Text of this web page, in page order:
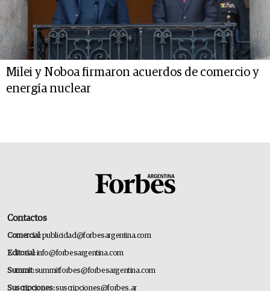
Milei y Noboa firmaron acuerdos de comercio y
energía nuclear
Contactos
Comercial:publicidad@forbesargentina.com
Editorial:info@forbesargentina.com
Summit:summitforbes@forbesargentina.com
Suscripciones:suscripciones@forbes.ar